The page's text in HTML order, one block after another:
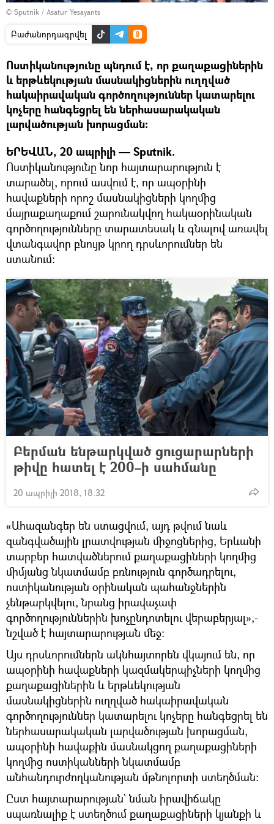
© Sputnik / Asatur Yesayants
Բաժանորդագրվել
Ոստիկանությունը պնդում է, որ քաղաքացիներին
և երթևեկության մասնակիցներին ուղղված
հակաիրավական գործողություններ կատարելու
կոչերը հանգեցրել են ներհասարակական
լարվածության խորացման։
ԵՐԵՎԱՆ, 20 ապրիլի — Sputnik.
Ոստիկանությունը նոր հայտարարություն է
տարածել, որում ասվում է, որ ապօրինի
հավաքների որոշ մասնակիցների կողմից
մայրաքաղաքում շարունակվող հակաօրինական
գործողությունները տարատեսակ և գնալով առավել
վտանգավոր բնույթ կրող դրսևորումներ են
ստանում:
Բերման ենթարկված ցուցարարների
թիվը հատել է 200–ի սահմանը
20 ապրիլի 2018, 18:32
«Ահազանգեր են ստացվում, այդ թվում նաև
զանգվածային լրատվության միջոցներից, Երևանի
տարբեր հատվածներում քաղաքացիների կողմից
միմյանց նկատմամբ բռնություն գործադրելու,
ոստիկանության օրինական պահանջներին
չենթարկվելու, նրանց իրավաչափ
գործողություններին խոչընդոտելու վերաբերյալ»,-
նշված է հայտարարության մեջ:
Այս դրսևորումներն ակնհայտորեն վկայում են, որ
ապօրինի հավաքների կազմակերպիչների կողմից
քաղաքացիներին և երթևեկության
մասնակիցներին ուղղված հակաիրավական
գործողություններ կատարելու կոչերը հանգեցրել են
ներհասարակական լարվածության խորացման,
ապօրինի հավաքին մասնակցող քաղաքացիների
կողմից ոստիկանների նկատմամբ
անհանդուրժողկանության մթնոլորտի ստեղծման:
Ըստ հայտարարության` նման իրավիճակը
սպառնալիք է ստեղծում քաղաքացիների կյանքի և